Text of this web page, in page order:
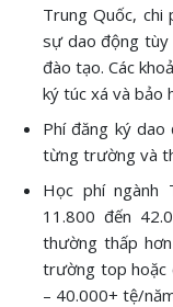
Trung Quốc, chi
sự dao động
đào tạo. Các
ký túc xá và bảo
Phí đăng ký
từng trường và
Học phí ngành
11.800 đến
thường thấp
trường top hoặc
– 40.000+ tệ/